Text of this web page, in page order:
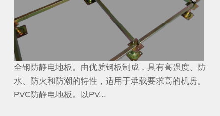
全钢防静电地板。由优质钢板制成，具有高强度、防
水、防火和防潮的特性，适用于承载要求高的机房。
PVC防静电地板。以PV...